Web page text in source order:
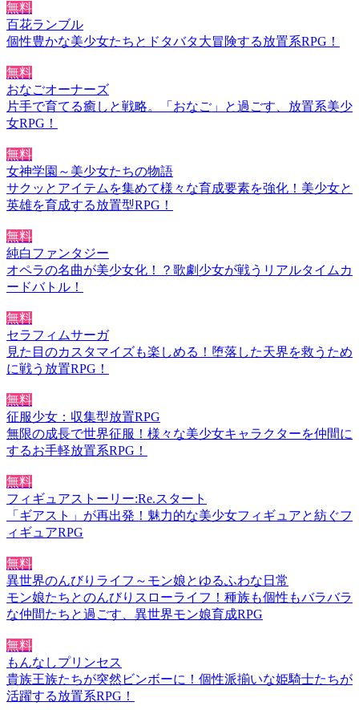
無料
百花ランブル
個性豊かな美少女たちとドタバタ大冒険する放置系RPG！
無料
おなごオーナーズ
片手で育てる癒しと戦略。「おなご」と過ごす、放置系美少
女RPG！
無料
女神学園～美少女たちの物語
サクッとアイテムを集めて様々な育成要素を強化！美少女と
英雄を育成する放置型RPG！
無料
純白ファンタジー
オペラの名曲が美少女化！？歌劇少女が戦うリアルタイムカ
ードバトル！
無料
セラフィムサーガ
見た目のカスタマイズも楽しめる！堕落した天界を救うため
に戦う放置RPG！
無料
征服少女：収集型放置RPG
無限の成長で世界征服！様々な美少女キャラクターを仲間に
するお手軽放置系RPG！
無料
フィギュアストーリー:Re.スタート
「ギアスト」が再出発！魅力的な美少女フィギュアと紡ぐフ
ィギュアRPG
無料
異世界のんびりライフ～モン娘とゆるふわな日常
モン娘たちとのんびりスローライフ！種族も個性もバラバラ
な仲間たちと過ごす、異世界モン娘育成RPG
無料
もんなしプリンセス
貴族王族たちが突然ビンボーに！個性派揃いな姫騎士たちが
活躍する放置系RPG！